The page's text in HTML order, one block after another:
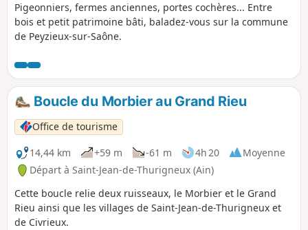
Pigeonniers, fermes anciennes, portes cochères... Entre
bois et petit patrimoine bâti, baladez-vous sur la commune
de Peyzieux-sur-Saône.
Boucle du Morbier au Grand Rieu
Office de tourisme
14,44 km
+59 m -61 m 4h 20
Moyenne
Départ à Saint-Jean-de-Thurigneux (Ain)
Cette boucle relie deux ruisseaux, le Morbier et le Grand
Rieu ainsi que les villages de Saint-Jean-de-Thurigneux et
de Civrieux.